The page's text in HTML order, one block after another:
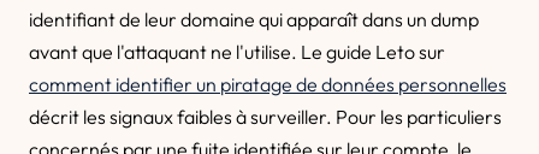
identifiant de leur domaine qui apparaît dans un dump
avant que l'attaquant ne l'utilise. Le guide Leto sur
comment identifier un piratage de données personnelles
décrit les signaux faibles à surveiller. Pour les particuliers
concernés par une fuite identifiée sur leur compte, le